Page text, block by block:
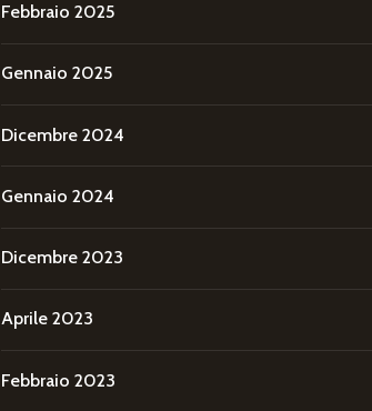
Febbraio 2025
Gennaio 2025
Dicembre 2024
Gennaio 2024
Dicembre 2023
Aprile 2023
Febbraio 2023